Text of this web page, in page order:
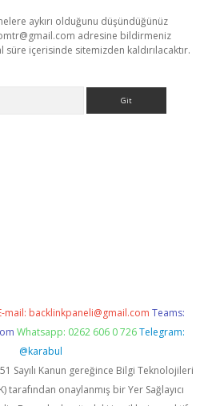
aykırı olduğunu düşündüğünüz
adresine bildirmeniz
içerisinde sitemizden kaldırılacaktır.
mail: backlinkpaneli@gmail.com Teams:
Whatsapp: 0262 606 0 726 Telegram:
@karabul
Sayılı Kanun gereğince Bilgi Teknolojileri
tarafından onaylanmış bir Yer Sağlayıcı